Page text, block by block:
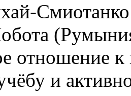
Смиотанко
отношение к
и